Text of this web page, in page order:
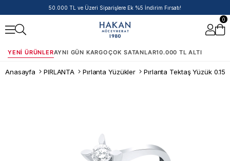
50.000 TL ve Üzeri Siparişlere Ek %5 İndirim Fırsatı!
0
YENI ÜRÜNLERAYNI GÜN KARGOÇOK SATANLAR10.000 TL ALTI
Anasayfa PIRLANTA Pırlanta Yüzükler Pırlanta Tektaş Yüzük 0.15